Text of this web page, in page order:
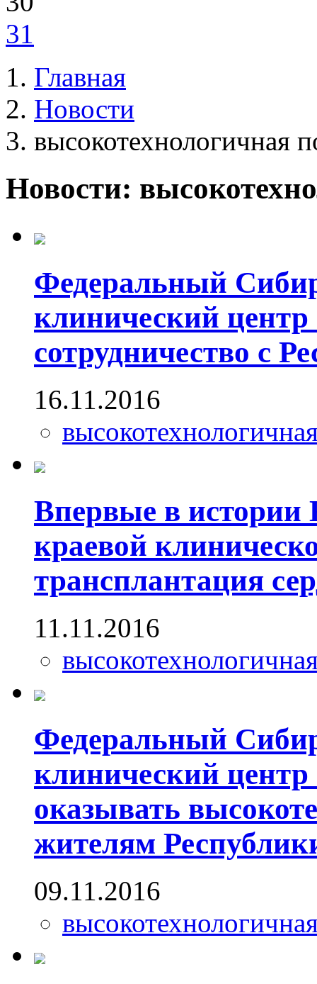
31
Главная
Новости
высокотехнологичная
Новости:
Федеральный
клинический
сотрудничество с
16.11.2016
Впервые в истории
краевой
трансплантация
11.11.2016
Федеральный
клинический
оказывать
жителям
09.11.2016